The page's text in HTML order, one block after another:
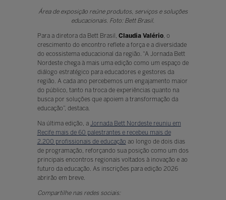
Área de exposição reúne produtos, serviços e soluções
educacionais. Foto: Bett Brasil.
Para a diretora da Bett Brasil, Claudia Valério, o
crescimento do encontro reflete a força e a diversidade
do ecossistema educacional da região. “A Jornada Bett
Nordeste chega à mais uma edição como um espaço de
diálogo estratégico para educadores e gestores da
região. A cada ano percebemos um engajamento maior
do público, tanto na troca de experiências quanto na
busca por soluções que apoiem a transformação da
educação”, destaca.
Na última edição, a Jornada Bett Nordeste reuniu em
Recife mais de 60 palestrantes e recebeu mais de
2.200 profissionais de educação ao longo de dois dias
de programação, reforçando sua posição como um dos
principais encontros regionais voltados à inovação e ao
futuro da educação. As inscrições para edição 2026
abrirão em breve.
Compartilhe nas redes sociais: